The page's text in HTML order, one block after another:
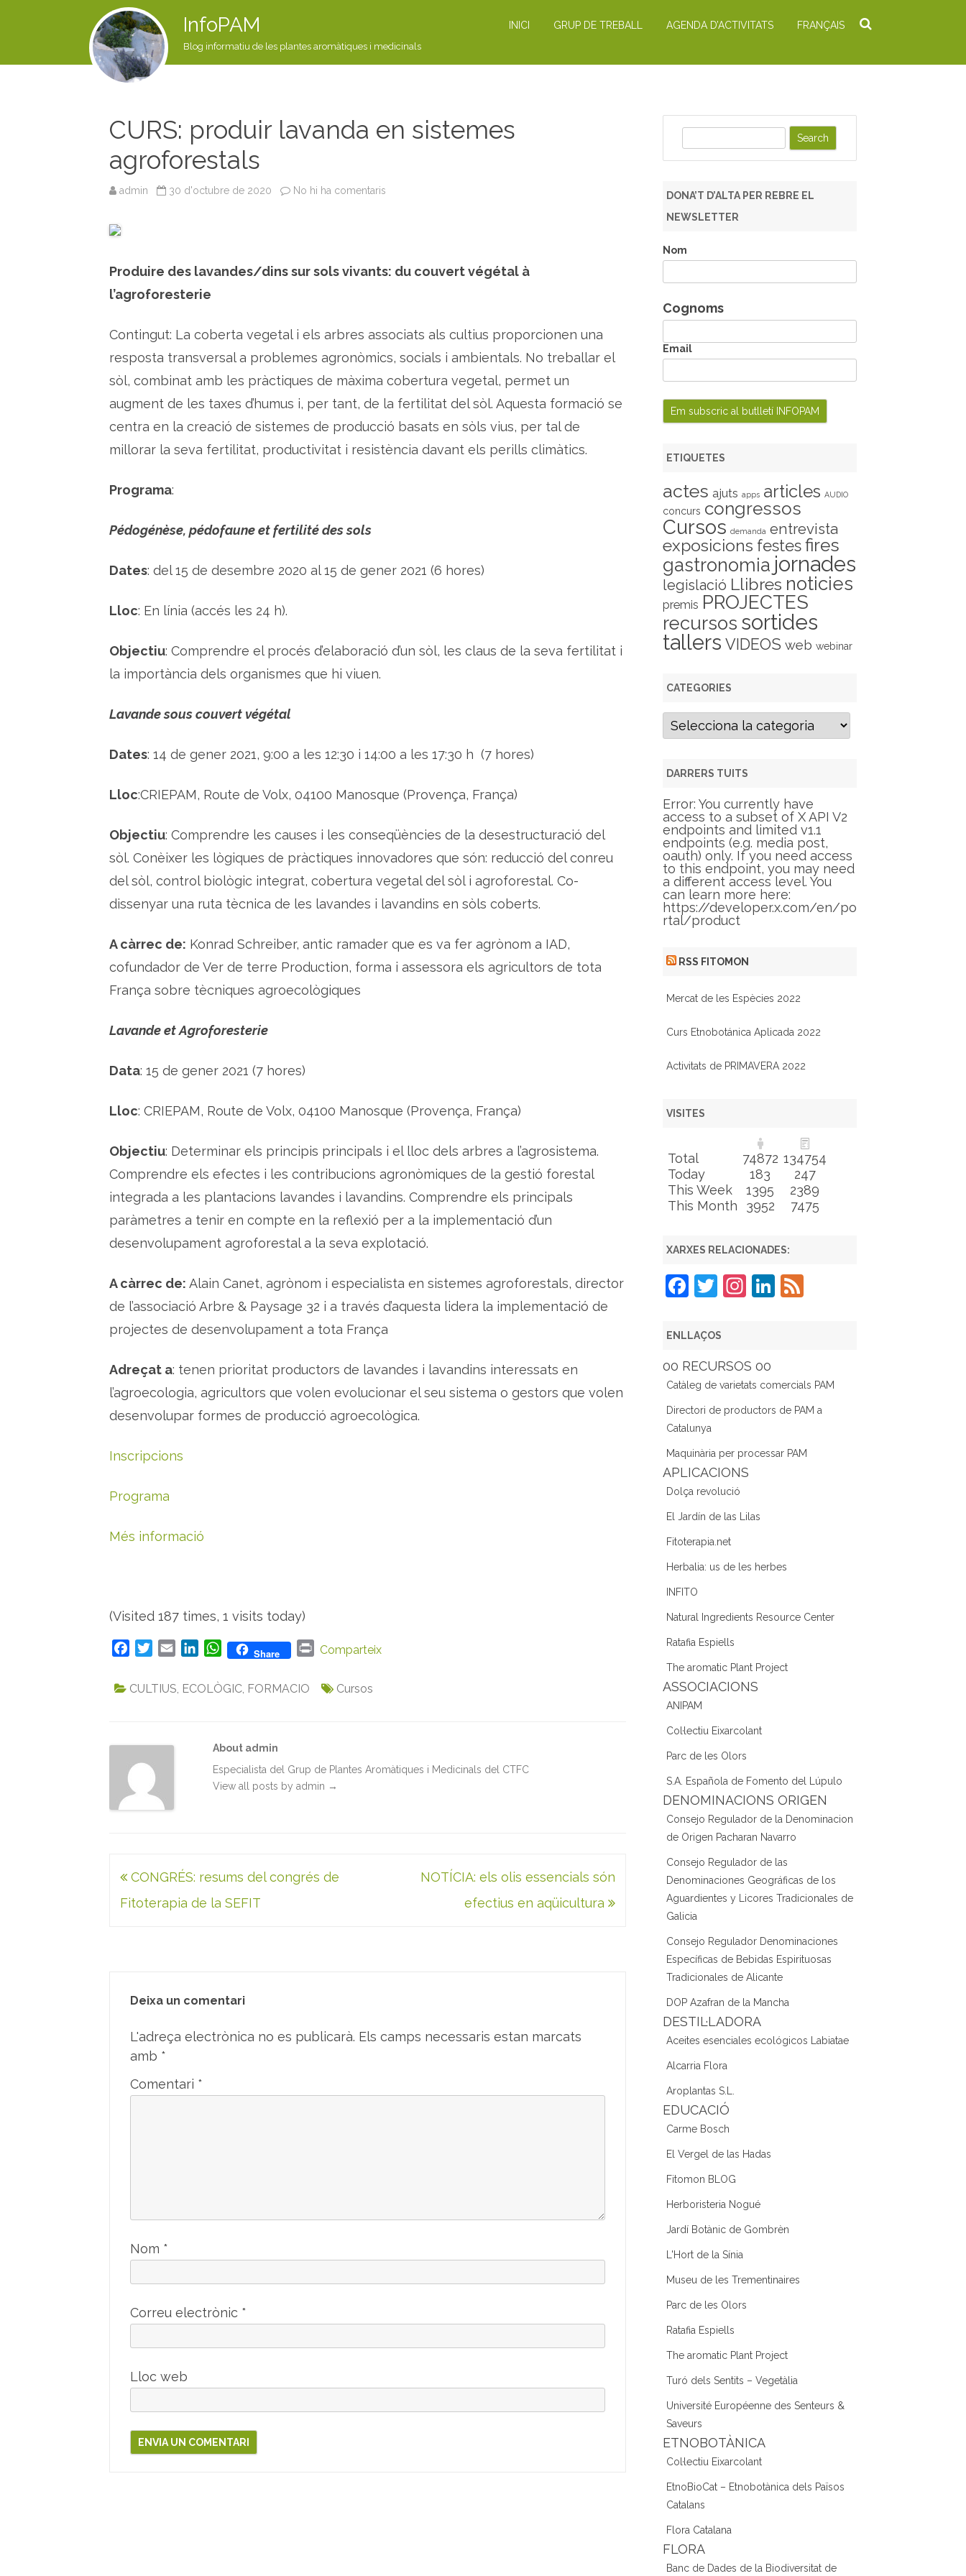
InfoPAM
Blog informatiu de les plantes aromàtiques i medicinals
INICI GRUP DE TREBALL AGENDA D’ACTIVITATS FRANÇAIS
CURS: produir lavanda en sistemes
agroforestals
admin 30 d'octubre de 2020 No hi ha comentaris
o
a
v
n
a
n
s
s
t
e
s
Produire des lavandes/dins sur sols vivants: du couvert végétal à
l’agroforesterie
Contingut: La coberta vegetal i els arbres associats als cultius proporcionen una
resposta transversal a problemes agronòmics, socials i ambientals. No treballar el
sòl, combinat amb les pràctiques de màxima cobertura vegetal, permet un
augment de les taxes d’humus i, per tant, de la fertilitat del sòl. Aquesta formació se
centra en la creació de sistemes de producció basats en sòls vius, per tal de
millorar la seva fertilitat, productivitat i resistència davant els perills climàtics.
Programa:
Pédogénèse, pédofaune et fertilité des sols
Dates: del 15 de desembre 2020 al 15 de gener 2021 (6 hores)
Lloc: En línia (accés les 24 h).
Objectiu: Comprendre el procés d’elaboració d’un sòl, les claus de la seva fertilitat i
la importància dels organismes que hi viuen.
Lavande sous couvert végétal
Dates: 14 de gener 2021, 9:00 a les 12:30 i 14:00 a les 17:30 h (7 hores)
Lloc:CRIEPAM, Route de Volx, 04100 Manosque (Provença, França)
Objectiu: Comprendre les causes i les conseqüències de la desestructuració del
sòl. Conèixer les lògiques de pràctiques innovadores que són: reducció del conreu
del sòl, control biològic integrat, cobertura vegetal del sòl i agroforestal. Co-
dissenyar una ruta tècnica de les lavandes i lavandins en sòls coberts.
A càrrec de: Konrad Schreiber, antic ramader que es va fer agrònom a IAD,
cofundador de Ver de terre Production, forma i assessora els agricultors de tota
França sobre tècniques agroecològiques
Lavande et Agroforesterie
Data: 15 de gener 2021 (7 hores)
Lloc: CRIEPAM, Route de Volx, 04100 Manosque (Provença, França)
Objectiu: Determinar els principis principals i el lloc dels arbres a l’agrosistema.
Comprendre els efectes i les contribucions agronòmiques de la gestió forestal
integrada a les plantacions lavandes i lavandins. Comprendre els principals
paràmetres a tenir en compte en la reflexió per a la implementació d’un
desenvolupament agroforestal a la seva explotació.
A càrrec de: Alain Canet, agrònom i especialista en sistemes agroforestals, director
de l’associació Arbre & Paysage 32 i a través d’aquesta lidera la implementació de
projectes de desenvolupament a tota França
Adreçat a: tenen prioritat productors de lavandes i lavandins interessats en
l’agroecologia, agricultors que volen evolucionar el seu sistema o gestors que volen
desenvolupar formes de producció agroecològica.
Inscripcions
Programa
Més informació
(Visited 187 times, 1 visits today)
c
k
i
a
n
W
a
p
p
Share
PComparteix
CULTIUS, ECOLÒGIC, FORMACIO Cursos
About admin
Especialista del Grup de Plantes Aromàtiques i Medicinals del CTFC
View all posts by admin →
Navegació
d'entrades
CONGRÉS: resums del congrés de
Fitoterapia de la SEFIT
NOTÍCIA: els olis essencials són
efectius en aqüicultura
Deixa un comentari
L'adreça electrònica no es publicarà. Els camps necessaris estan marcats
amb *
Comentari *
Nom *
Correu electrònic *
Lloc web
h
DONA’T D’ALTA PER REBRE EL
NEWSLETTER
Nom
Cognoms
Email
ETIQUETES
actes ajuts apps articles AUDIO
concurs congressos
Cursos demanda entrevista
exposicions festes fires
gastronomia jornades
legislació Llibres noticies
premis PROJECTES
recursos sortides
tallers VIDEOS web webinar
CATEGORIES
C
g
r
i
e
s
DARRERS TUITS
Error: You currently have
access to a subset of X API V2
endpoints and limited v1.1
endpoints (e.g. media post,
oauth) only. If you need access
to this endpoint, you may need
a different access level. You
can learn more here:
https://developer.x.com/en/po
rtal/product
RSS FITOMON
Mercat de les Espècies 2022
Curs Etnobotánica Aplicada 2022
Activitats de PRIMAVERA 2022
VISITES
Total 74872 134754
Today
183
247
This Week
1395
2389
This Month
3952 7475
XARXES RELACIONADES:
F
c
e
b
o
o
k
T
itt
er
In
gr
a
m
Li
dI
n
F
ENLLAÇOS
00 RECURSOS 00
Catàleg de varietats comercials PAM
Directori de productors de PAM a
Catalunya
Maquinària per processar PAM
APLICACIONS
Dolça revolució
El Jardín de las Lilas
Fitoterapia.net
Herbalia: us de les herbes
INFITO
Natural Ingredients Resource Center
Ratafia Espiells
The aromatic Plant Project
ASSOCIACIONS
ANIPAM
Col·lectiu Eixarcolant
Parc de les Olors
S.A. Española de Fomento del Lúpulo
DENOMINACIONS ORIGEN
Consejo Regulador de la Denominacion
de Origen Pacharan Navarro
Consejo Regulador de las
Denominaciones Geográficas de los
Aguardientes y Licores Tradicionales de
Galicia
Consejo Regulador Denominaciones
Específicas de Bebidas Espirituosas
Tradicionales de Alicante
DOP Azafran de la Mancha
DESTIL·LADORA
Aceites esenciales ecológicos Labiatae
Alcarria Flora
Aroplantas S.L.
EDUCACIÓ
Carme Bosch
El Vergel de las Hadas
Fitomon BLOG
Herboristeria Nogué
Jardí Botànic de Gombrèn
L'Hort de la Sínia
Museu de les Trementinaires
Parc de les Olors
Ratafia Espiells
The aromatic Plant Project
Turó dels Sentits – Vegetàlia
Université Européenne des Senteurs &
Saveurs
ETNOBOTÀNICA
Col·lectiu Eixarcolant
EtnoBioCat – Etnobotànica dels Països
Catalans
Flora Catalana
FLORA
Banc de Dades de la Biodiversitat de